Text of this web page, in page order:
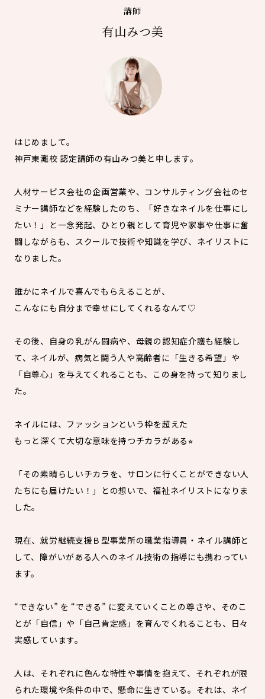
講師
有山みつ美
はじめまして。
神戸東灘校 認定講師の有山みつ美と申します。
人材サービス会社の企画営業や、コンサルティング会社のセ
ミナー講師などを経験したのち、「好きなネイルを仕事にし
たい！」と一念発起、ひとり親として育児や家事や仕事に奮
闘しながらも、スクールで技術や知識を学び、ネイリストに
なりました。
誰かにネイルで喜んでもらえることが、
こんなにも自分まで幸せにしてくれるなんて♡
その後、自身の乳がん闘病や、母親の認知症介護も経験し
て、ネイルが、病気と闘う人や高齢者に「生きる希望」や
「自尊心」を与えてくれることも、この身を持って知りまし
た。
ネイルには、ファッションという枠を超えた
もっと深くて大切な意味を持つチカラがある⭐︎
「その素晴らしいチカラを、サロンに行くことができない人
たちにも届けたい！」との想いで、福祉ネイリストになりま
した。
現在、就労継続支援Ｂ型事業所の職業指導員・ネイル講師と
して、障がいがある人へのネイル技術の指導にも携わってい
ます。
“できない” を “できる” に変えていくことの尊さや、そのこ
とが「自信」や「自己肯定感」を育んでくれることも、日々
実感しています。
人は、それぞれに色んな特性や事情を抱えて、それぞれが限
られた環境や条件の中で、懸命に生きている。それは、ネイ